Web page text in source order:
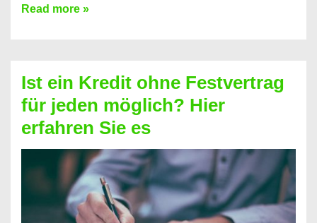
Kreditkarte
Prepaid
ist
nicht
nur
für
Handy
Read more »
Ist ein Kredit ohne Festvertrag
für jeden möglich? Hier
erfahren Sie es